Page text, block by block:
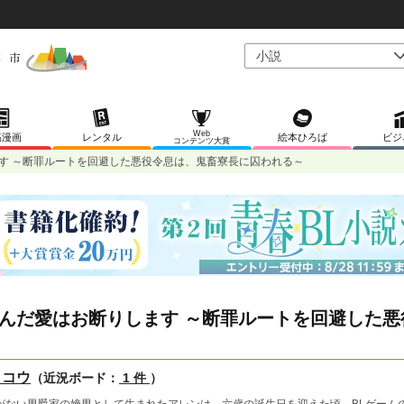
画 レンタル
Web
コンテンツ大賞
絵本ひろば ビ
～断罪ルートを回避した悪役令息は、鬼畜寮長に囚われる～
だ愛はお断りします ～断罪ルートを回避した
ウ （近況ボード： 1 件 ）